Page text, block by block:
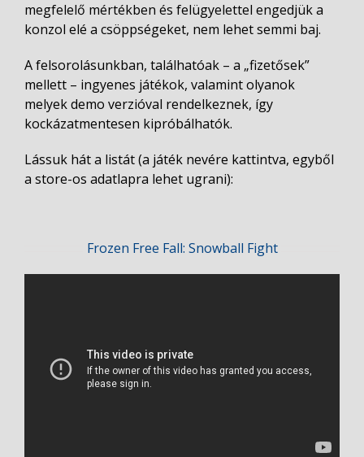
megfelelő mértékben és felügyelettel engedjük a
konzol elé a csöppségeket, nem lehet semmi baj.
A felsorolásunkban, találhatóak – a „fizetősek”
mellett – ingyenes játékok, valamint olyanok
melyek demo verzióval rendelkeznek, így
kockázatmentesen kipróbálhatók.
Lássuk hát a listát (a játék nevére kattintva, egyből
a store-os adatlapra lehet ugrani):
Frozen Free Fall: Snowball Fight